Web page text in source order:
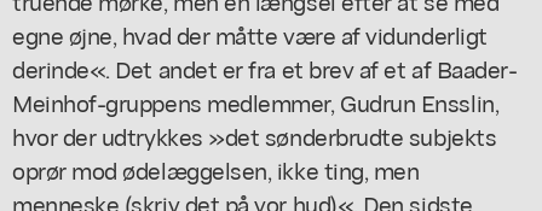
egne øjne, hvad der måtte være af vidunderligt
derinde«. Det andet er fra et brev af et af Baader-
Meinhof-gruppens medlemmer, Gudrun Ensslin,
hvor der udtrykkes »det sønderbrudte subjekts
oprør mod ødelæggelsen, ikke ting, men
menneske (skriv det på vor hud)«. Den sidste